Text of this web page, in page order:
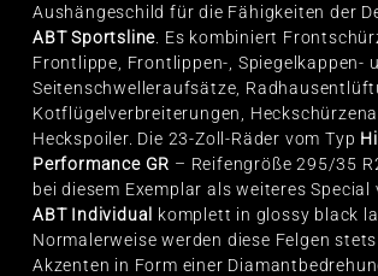
Aushängeschild für die Fähigkeiten der
ABT Sportsline . Es kombiniert
Frontlippe, Frontlippen-, Spiegelkappen-
Seitenschwelleraufsätze,
Kotflügelverbreiterungen,
Heckspoiler. Die 23-Zoll-Räder vom Typ
Performance GR – Reifengröße 295/35
bei diesem Exemplar als weiteres Special
ABT Individual
komplett in glossy black
Normalerweise werden diese Felgen
Akzenten in Form einer